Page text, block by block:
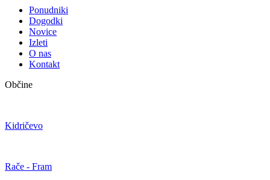
Ponudniki
Dogodki
Novice
Izleti
O nas
Kontakt
Občine
Kidričevo
Rače - Fram